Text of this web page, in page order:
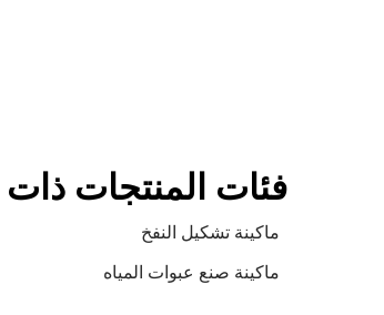
فئات المنتجات ذات
ماكينة تشكيل النفخ
ماكينة صنع عبوات المياه